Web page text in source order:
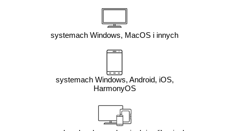
systemach Windows, MacOS i innych
systemach Windows, Android, iOS,
HarmonyOS